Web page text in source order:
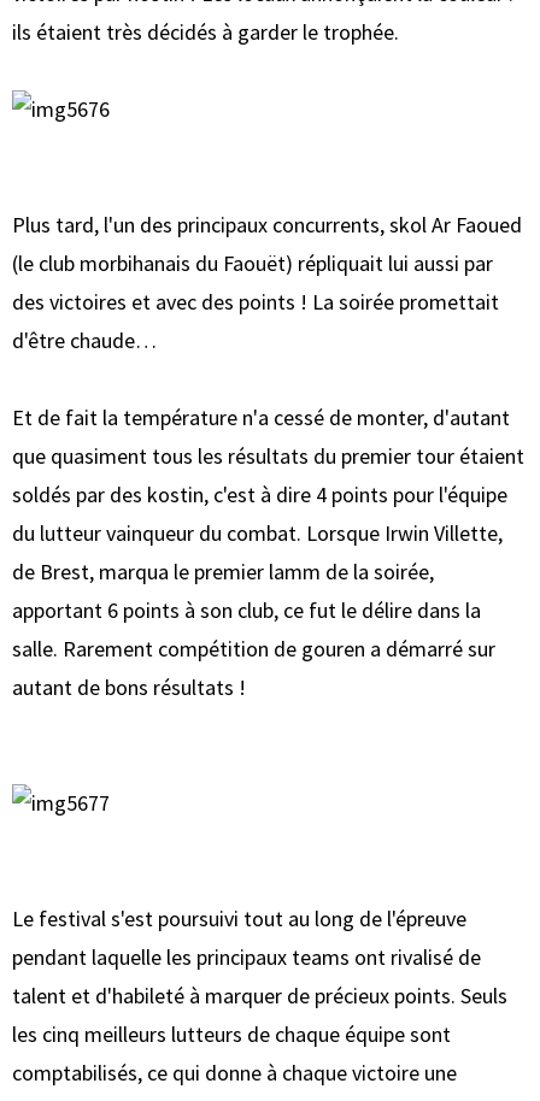
ils étaient très décidés à garder le trophée.
Plus tard, l'un des principaux concurrents, skol Ar Faoued
(le club morbihanais du Faouët) répliquait lui aussi par
des victoires et avec des points ! La soirée promettait
d'être chaude…
Et de fait la température n'a cessé de monter, d'autant
que quasiment tous les résultats du premier tour étaient
soldés par des kostin, c'est à dire 4 points pour l'équipe
du lutteur vainqueur du combat. Lorsque Irwin Villette,
de Brest, marqua le premier lamm de la soirée,
apportant 6 points à son club, ce fut le délire dans la
salle. Rarement compétition de gouren a démarré sur
autant de bons résultats !
Le festival s'est poursuivi tout au long de l'épreuve
pendant laquelle les principaux teams ont rivalisé de
talent et d'habileté à marquer de précieux points. Seuls
les cinq meilleurs lutteurs de chaque équipe sont
comptabilisés, ce qui donne à chaque victoire une